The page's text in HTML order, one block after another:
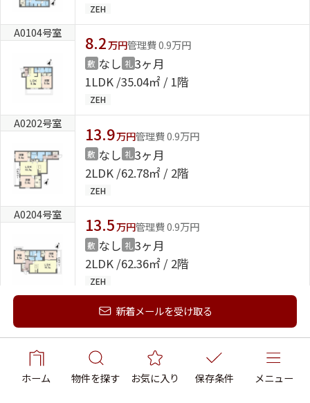
新着メールを受け取る
ホーム 物件を探す お気に入り 保存条件 メニュー
ZEH
A0104号室
8.2万円管理費 0.9万円
敷 なし 礼 3ヶ月
1LDK 35.04㎡ / 1階
ZEH
A0202号室
13.9万円管理費 0.9万円
敷 なし 礼 3ヶ月
2LDK 62.78㎡ / 2階
ZEH
A0204号室
13.5万円管理費 0.9万円
敷 なし 礼 3ヶ月
2LDK 62.36㎡ / 2階
ZEH
A0205号室
15.4 万円管理費 0.9万円
敷 なし 礼 3ヶ月
3LDK
71.72㎡ / 2階
ZEH